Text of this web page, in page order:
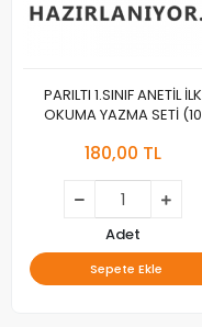
PARILTI 1.SINIF ANETİL İLK
OKUMA YAZMA SETİ (10
180,00 TL
Adet
Sepete Ekle